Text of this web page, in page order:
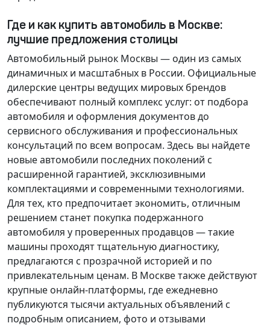
Где и как купить автомобиль в Москве:
лучшие предложения столицы
Автомобильный рынок Москвы — один из самых
динамичных и масштабных в России. Официальные
дилерские центры ведущих мировых брендов
обеспечивают полный комплекс услуг: от подбора
автомобиля и оформления документов до
сервисного обслуживания и профессиональных
консультаций по всем вопросам. Здесь вы найдете
новые автомобили последних поколений с
расширенной гарантией, эксклюзивными
комплектациями и современными технологиями.
Для тех, кто предпочитает экономить, отличным
решением станет покупка подержанного
автомобиля у проверенных продавцов — такие
машины проходят тщательную диагностику,
предлагаются с прозрачной историей и по
привлекательным ценам. В Москве также действуют
крупные онлайн-платформы, где ежедневно
публикуются тысячи актуальных объявлений с
подробным описанием, фото и отзывами